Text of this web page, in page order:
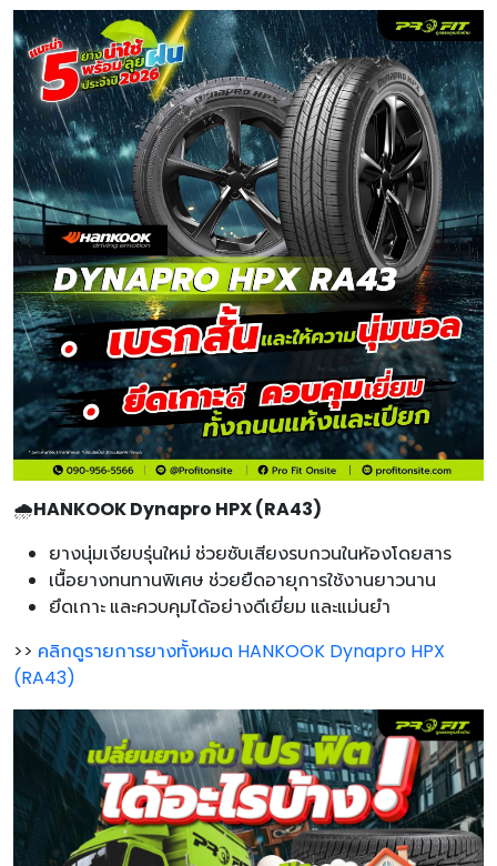
🌧️HANKOOK Dynapro HPX (RA43)
ยางนุ่มเงียบรุ่นใหม่ ช่วยซับเสียงรบกวนในห้องโดยสาร
เนื้อยางทนทานพิเศษ ช่วยยืดอายุการใช้งานยาวนาน
ยึดเกาะ และควบคุมได้อย่างดีเยี่ยม และแม่นยำ
>> คลิกดูรายการยางทั้งหมด HANKOOK Dynapro HPX
(RA43)